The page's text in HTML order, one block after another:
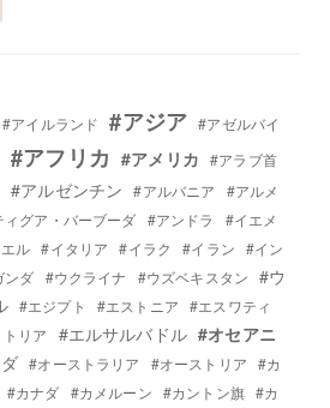
#アイルランド #アジア #アゼルバイ
#アフリカ #アメリカ #アラブ首
#アルゼンチン #アルバニア
#アルメ
ィグア・バーブーダ #アンドラ
#イエメ
ル #イタリア #イラク #イラン #イン
ンダ #ウクライナ #ウズベキスタン
#ウ
#エジプト #エストニア #エスワティ
リア #エルサルバドル #オセアニ
#オーストラリア #オーストリア #カ
#カナダ #カメルーン #カントン旗 #カ